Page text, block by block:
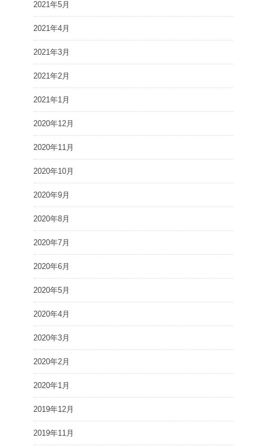
2021年5月
2021年4月
2021年3月
2021年2月
2021年1月
2020年12月
2020年11月
2020年10月
2020年9月
2020年8月
2020年7月
2020年6月
2020年5月
2020年4月
2020年3月
2020年2月
2020年1月
2019年12月
2019年11月